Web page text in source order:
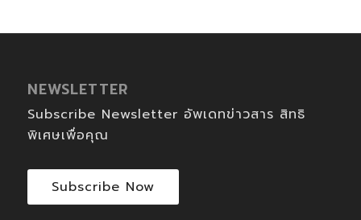
NEWSLETTER
Subscribe Newsletter อัพเดทข่าวสาร สิทธิ
พิเศษเพื่อคุณ
Subscribe Now